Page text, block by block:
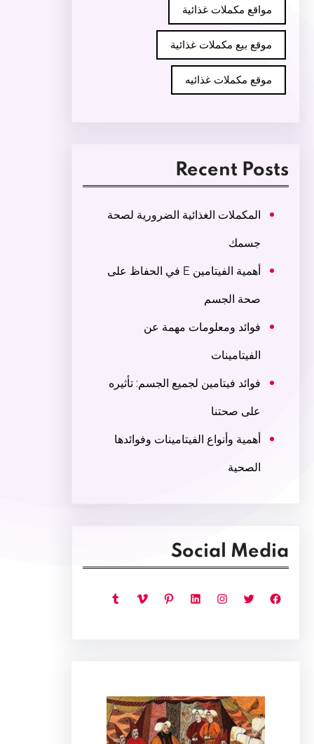
مواقع مكملات غذائية
موقع بيع مكملات غذائية
موقع مكملات غذائيه
Recent Posts
المكملات الغذائية الضرورية لصحة
جسمك
أهمية الفيتامين E في الحفاظ على
صحة الجسم
فوائد ومعلومات مهمة عن
الفيتامينات
فوائد فيتامين لجميع الجسم: تأثيره
على صحتنا
أهمية وأنواع الفيتامينات وفوائدها
الصحية
Social Media
فيسبوك تويتر إنستجرام لينكد إن بينتريست فيميو تمبلر